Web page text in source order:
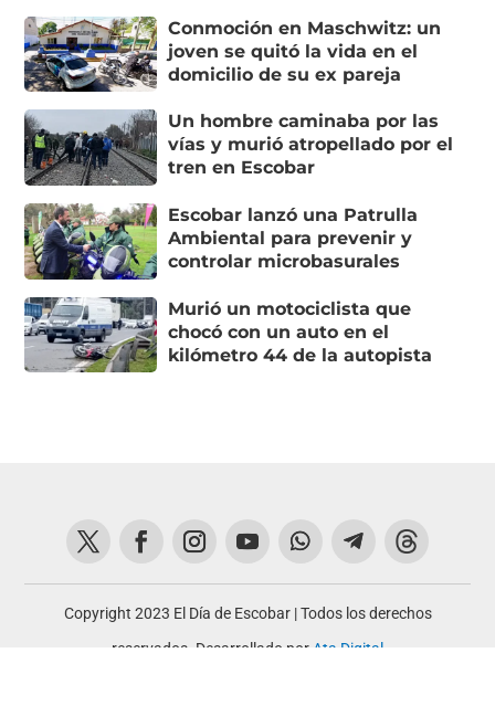
Conmoción en Maschwitz: un
joven se quitó la vida en el
domicilio de su ex pareja
Un hombre caminaba por las
vías y murió atropellado por el
tren en Escobar
Escobar lanzó una Patrulla
Ambiental para prevenir y
controlar microbasurales
Murió un motociclista que
chocó con un auto en el
kilómetro 44 de la autopista
Copyright 2023 El Día de Escobar | Todos los derechos
reservados. Desarrollado por Ata Digital